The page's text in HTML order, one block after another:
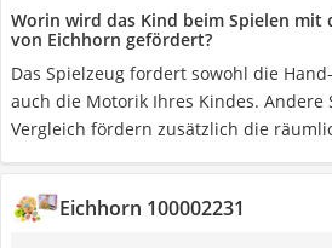
Worin wird das Kind beim Spielen mit
von Eichhorn gefördert?
Das Spielzeug fordert sowohl die
auch die Motorik Ihres Kindes. Andere
Vergleich fördern zusätzlich die
Eichhorn 100002231